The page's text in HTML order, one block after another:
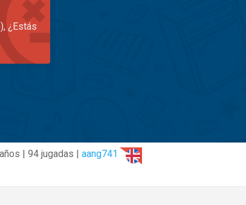
¿Estás
| 94 jugadas | aang741